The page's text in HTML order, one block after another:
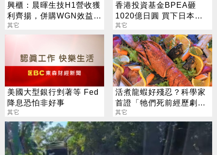
興櫃：晨暉生技H1營收獲
利齊揚，併購WGN效益本
季放大，全年營運拚逐季
其它
香港投資基金BPEA砸
1020億日圓 買下日本
Pioneer
其它
美國大型銀行剉著等 Fed
降息恐怕非好事
其它
活煮龍蝦好殘忍？科學家
首證「牠們死前經歷劇
痛」
其它